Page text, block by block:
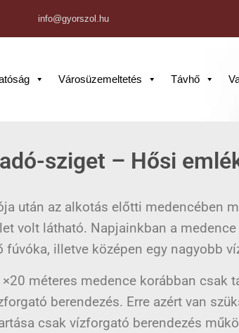
info@gyorszol.hu
Városüzemeltetés Távhő
sziget – Hősi
után az alkotás előtti medencében
volt látható. Napjainkban a
illetve középen egy nagyobb
méteres medence korábban csak
berendezés. Erre azért van
csak vízforgató berendezés